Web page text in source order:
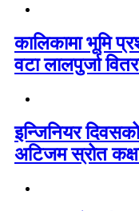
कालिकामा भूमि
वटा लालपुर्जा
इन्जिनियर
अटिजम स्रोत